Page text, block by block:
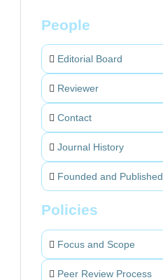
People
Editorial Board
Reviewer
Contact
Journal History
Founded and Published
Policies
Focus and Scope
Peer Review Process